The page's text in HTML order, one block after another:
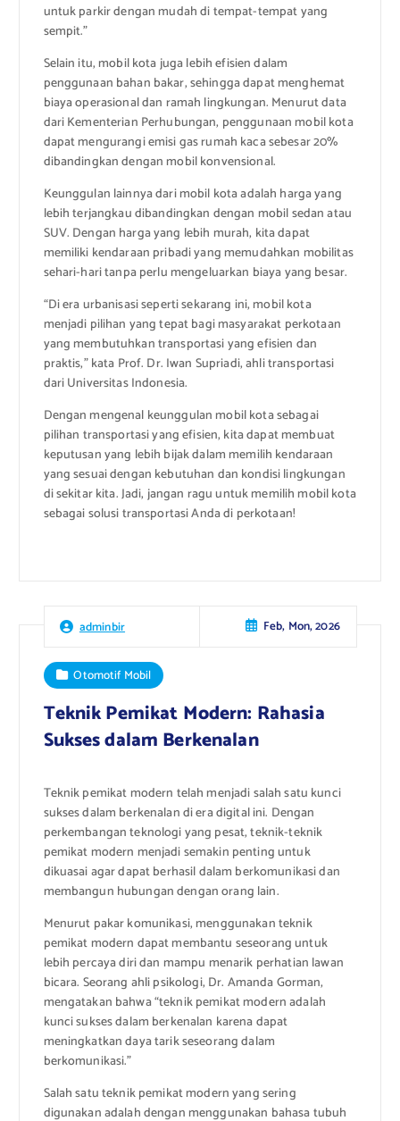
untuk parkir dengan mudah di tempat-tempat yang
sempit.”
Selain itu, mobil kota juga lebih efisien dalam
penggunaan bahan bakar, sehingga dapat menghemat
biaya operasional dan ramah lingkungan. Menurut data
dari Kementerian Perhubungan, penggunaan mobil kota
dapat mengurangi emisi gas rumah kaca sebesar 20%
dibandingkan dengan mobil konvensional.
Keunggulan lainnya dari mobil kota adalah harga yang
lebih terjangkau dibandingkan dengan mobil sedan atau
SUV. Dengan harga yang lebih murah, kita dapat
memiliki kendaraan pribadi yang memudahkan mobilitas
sehari-hari tanpa perlu mengeluarkan biaya yang besar.
“Di era urbanisasi seperti sekarang ini, mobil kota
menjadi pilihan yang tepat bagi masyarakat perkotaan
yang membutuhkan transportasi yang efisien dan
praktis,” kata Prof. Dr. Iwan Supriadi, ahli transportasi
dari Universitas Indonesia.
Dengan mengenal keunggulan mobil kota sebagai
pilihan transportasi yang efisien, kita dapat membuat
keputusan yang lebih bijak dalam memilih kendaraan
yang sesuai dengan kebutuhan dan kondisi lingkungan
di sekitar kita. Jadi, jangan ragu untuk memilih mobil kota
sebagai solusi transportasi Anda di perkotaan!
adminbir Feb, Mon, 2026
Otomotif Mobil
Teknik Pemikat Modern: Rahasia
Sukses dalam Berkenalan
Teknik pemikat modern telah menjadi salah satu kunci
sukses dalam berkenalan di era digital ini. Dengan
perkembangan teknologi yang pesat, teknik-teknik
pemikat modern menjadi semakin penting untuk
dikuasai agar dapat berhasil dalam berkomunikasi dan
membangun hubungan dengan orang lain.
Menurut pakar komunikasi, menggunakan teknik
pemikat modern dapat membantu seseorang untuk
lebih percaya diri dan mampu menarik perhatian lawan
bicara. Seorang ahli psikologi, Dr. Amanda Gorman,
mengatakan bahwa “teknik pemikat modern adalah
kunci sukses dalam berkenalan karena dapat
meningkatkan daya tarik seseorang dalam
berkomunikasi.”
Salah satu teknik pemikat modern yang sering
digunakan adalah dengan menggunakan bahasa tubuh